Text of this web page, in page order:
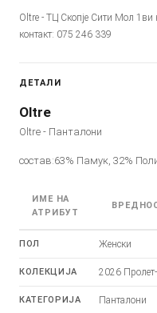
Oltre - ТЦ Скопје Сити Мол 1ви
контакт: 075 246 339
ДЕТАЛИ
Oltre
Oltre - Панталони
состав:63% Памук, 32%
ИМЕ НА
АТРИБУТ
ПОЛ Женски
КОЛЕКЦИЈА 2026
КАТЕГОРИЈА Панталони